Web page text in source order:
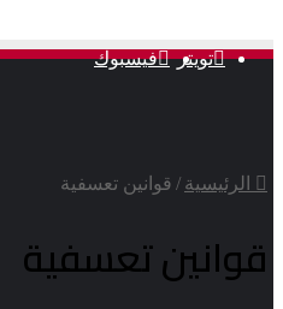
تويتر فيسبوك
الرئيسية / قوانين تعسفية
قوانين تعسفية